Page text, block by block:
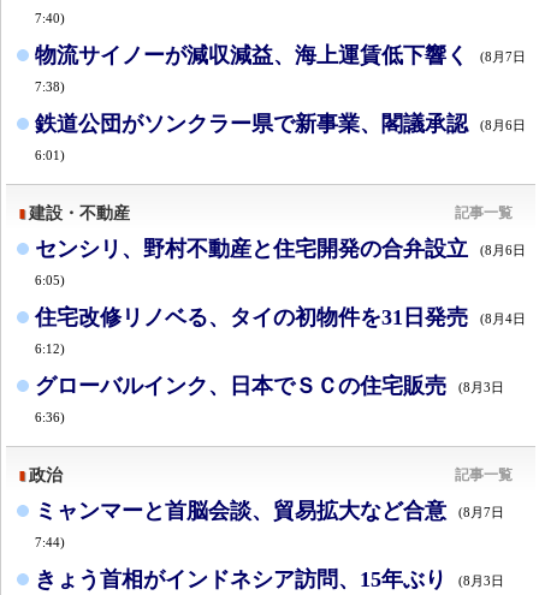
7:40)
物流サイノーが減収減益、海上運賃低下響く (8月7日
7:38)
鉄道公団がソンクラー県で新事業、閣議承認 (8月6日
6:01)
建設・不動産 記事一覧
センシリ、野村不動産と住宅開発の合弁設立 (8月6日
6:05)
住宅改修リノベる、タイの初物件を31日発売 (8月4日
6:12)
グローバルインク、日本でＳＣの住宅販売 (8月3日
6:36)
政治 記事一覧
ミャンマーと首脳会談、貿易拡大など合意 (8月7日
7:44)
きょう首相がインドネシア訪問、15年ぶり (8月3日